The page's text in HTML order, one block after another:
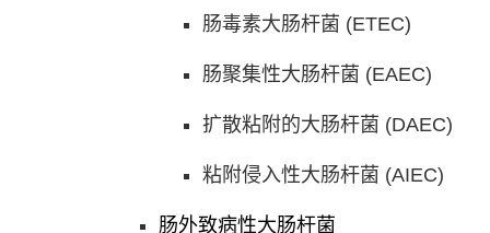
肠毒素大肠杆菌 (ETEC)
肠聚集性大肠杆菌 (EAEC)
扩散粘附的大肠杆菌 (DAEC)
粘附侵入性大肠杆菌 (AIEC)
肠外致病性大肠杆菌